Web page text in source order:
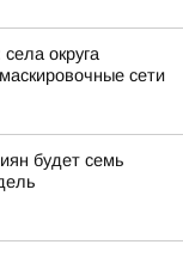
округа
сети
будет семь